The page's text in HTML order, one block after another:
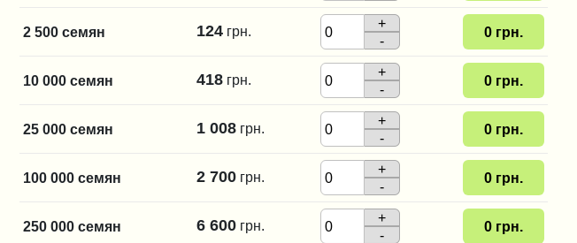
2 500 семян 124 грн.
+
-
0 грн.
10 000 семян 418 грн.
+
-
0 грн.
25 000 семян 1 008 грн.
+
-
0 грн.
100 000 семян 2 700 грн.
+
-
0 грн.
250 000 семян 6 600 грн.
+
-
0 грн.